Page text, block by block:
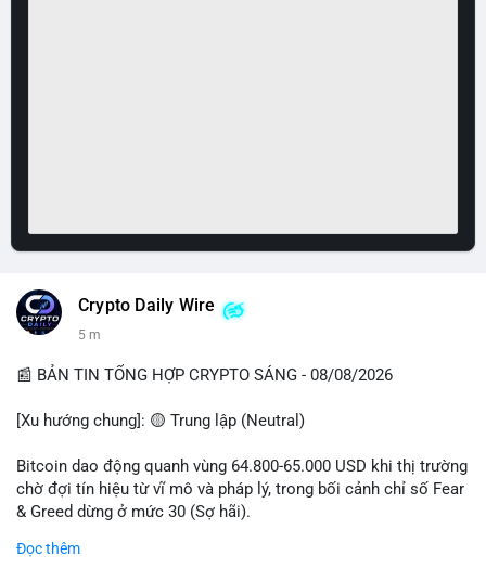
Crypto Daily Wire
5 m
📰 BẢN TIN TỔNG HỢP CRYPTO SÁNG - 08/08/2026
[Xu hướng chung]: 🟡 Trung lập (Neutral)
Bitcoin dao động quanh vùng 64.800-65.000 USD khi thị trường
chờ đợi tín hiệu từ vĩ mô và pháp lý, trong bối cảnh chỉ số Fear
& Greed dừng ở mức 30 (Sợ hãi).
- Thị trường & Giá cả: Chuỗi giao dịch cá voi BTC diễn ra dày
Đọc thêm